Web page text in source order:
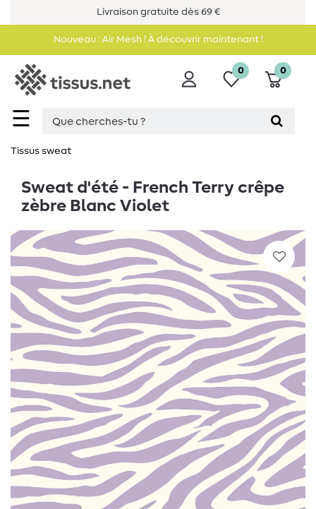
Livraison gratuite dès 69 €
Nouveau : Air Mesh ! À découvrir maintenant !
☰
0 0
Tissus sweat
Sweat d'été - French Terry crêpe
zèbre Blanc Violet